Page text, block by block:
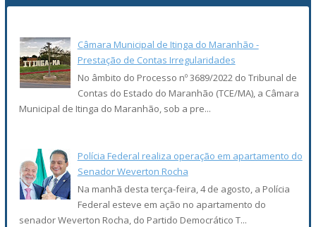
Câmara Municipal de Itinga do Maranhão -
Prestação de Contas Irregularidades
No âmbito do Processo nº 3689/2022 do Tribunal de
Contas do Estado do Maranhão (TCE/MA), a Câmara
Municipal de Itinga do Maranhão, sob a pre...
Polícia Federal realiza operação em apartamento do
Senador Weverton Rocha
Na manhã desta terça-feira, 4 de agosto, a Polícia
Federal esteve em ação no apartamento do
senador Weverton Rocha, do Partido Democrático T...